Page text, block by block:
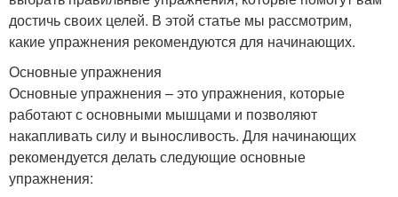
достичь своих целей. В этой статье мы рассмотрим,
какие упражнения рекомендуются для начинающих.
Основные упражнения
Основные упражнения – это упражнения, которые
работают с основными мышцами и позволяют
накапливать силу и выносливость. Для начинающих
рекомендуется делать следующие основные
упражнения: